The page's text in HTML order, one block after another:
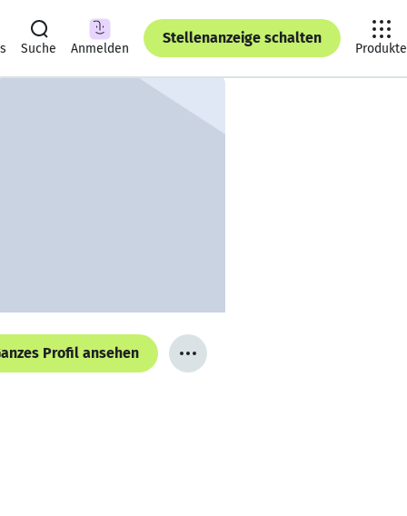
Suche Anmelden
Stellenanzeige schalten
Produkte
Profil ansehen